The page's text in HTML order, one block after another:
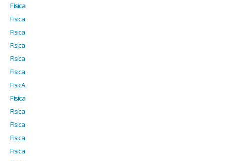
Física
Fisica
Fisica
Fisica
Fisica
Fisica
FisicA
Física
Fisica
Fisica
Fisica
Fisica